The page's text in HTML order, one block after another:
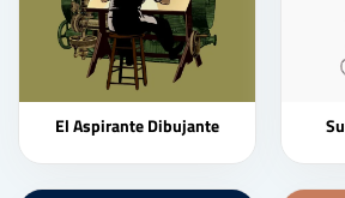
El Aspirante Dibujante